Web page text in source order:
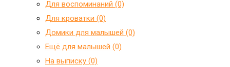
Для воспоминаний (0)
Для кроватки (0)
Домики для малышей (0)
Ещё для малышей (0)
На выписку (0)